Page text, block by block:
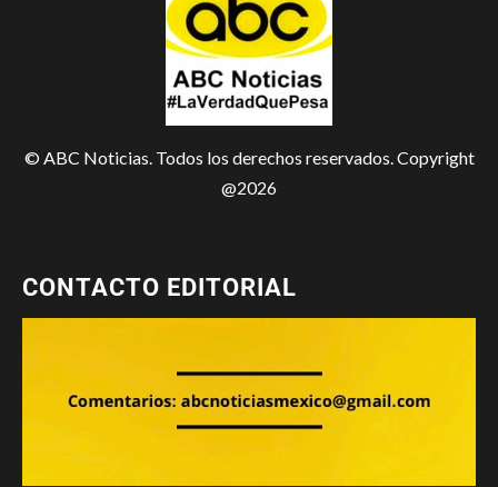
© ABC Noticias. Todos los derechos reservados. Copyright
@2026
CONTACTO EDITORIAL